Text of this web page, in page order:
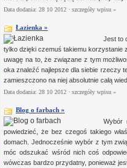
Data dodania: 28 10 2012 · szczegóły wpisu »
Łazienka »
Jest to
tylko dzięki czemuś takiemu korzystanie
uwagę na to, że związane z tym
oka znaleźć najlepsze dla siebie rzeczy
zamieszczono na niej absolutnie całą
Data dodania: 28 10 2012 · szczegóły wpisu »
Blog o farbach »
Wybór
powiedzieć, że bez czegoś takiego
domach. Jednocześnie wybór z tym
móc odszukać wśród nich coś
wówczas bardzo przydatny, ponieważ